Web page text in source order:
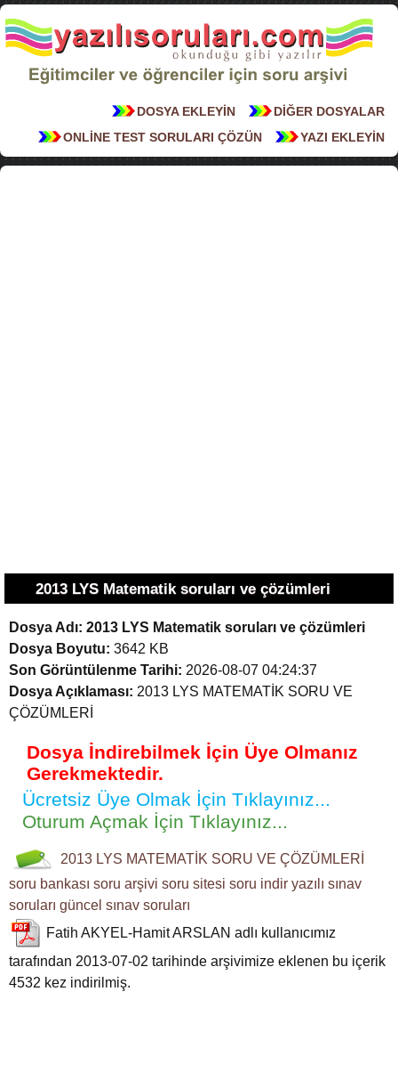
DİĞER DOSYALAR
DOSYA EKLEYİN
YAZI EKLEYİN
ONLİNE TEST SORULARI ÇÖZÜN
2013 LYS Matematik soruları ve çözümleri
Dosya Adı: 2013 LYS Matematik soruları ve çözümleri
Dosya Boyutu: 3642 KB
Son Görüntülenme Tarihi: 2026-08-07 04:24:37
Dosya Açıklaması: 2013 LYS MATEMATİK SORU VE
ÇÖZÜMLERİ
Dosya İndirebilmek İçin Üye Olmanız
Gerekmektedir.
Ücretsiz Üye Olmak İçin Tıklayınız...
Oturum Açmak İçin Tıklayınız...
2013 LYS MATEMATİK SORU VE ÇÖZÜMLERİ
soru bankası soru arşivi soru sitesi soru indir yazılı sınav
soruları güncel sınav soruları
Fatih AKYEL-Hamit ARSLAN adlı kullanıcımız
tarafından 2013-07-02 tarihinde arşivimize eklenen bu içerik
4532 kez indirilmiş.